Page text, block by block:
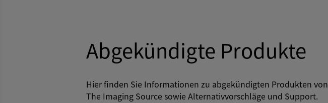
Abgekündigte Produkte
Hier finden Sie Informationen zu abgekündigten Produkten von
The Imaging Source sowie Alternativvorschläge und Support.